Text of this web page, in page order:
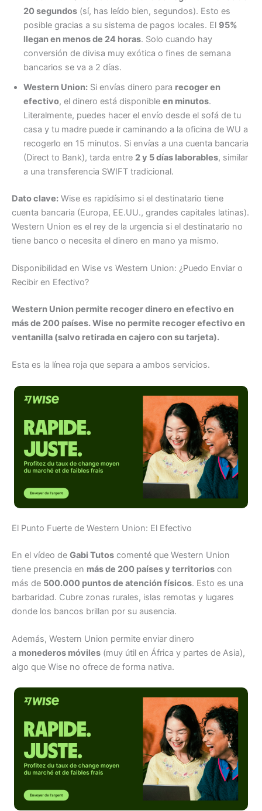
20 segundos (sí, has leído bien, segundos). Esto es
posible gracias a su sistema de pagos locales. El 95%
llegan en menos de 24 horas. Solo cuando hay
conversión de divisa muy exótica o fines de semana
bancarios se va a 2 días.
Western Union: Si envías dinero para recoger en
efectivo, el dinero está disponible en minutos.
Literalmente, puedes hacer el envío desde el sofá de tu
casa y tu madre puede ir caminando a la oficina de WU a
recogerlo en 15 minutos. Si envías a una cuenta bancaria
(Direct to Bank), tarda entre 2 y 5 días laborables, similar
a una transferencia SWIFT tradicional.
Dato clave: Wise es rapidísimo si el destinatario tiene
cuenta bancaria (Europa, EE.UU., grandes capitales latinas).
Western Union es el rey de la urgencia si el destinatario no
tiene banco o necesita el dinero en mano ya mismo.
Disponibilidad en Wise vs Western Union: ¿Puedo Enviar o
Recibir en Efectivo?
Western Union permite recoger dinero en efectivo en
más de 200 países. Wise no permite recoger efectivo en
ventanilla (salvo retirada en cajero con su tarjeta).
Esta es la línea roja que separa a ambos servicios.
El Punto Fuerte de Western Union: El Efectivo
En el vídeo de Gabi Tutos comenté que Western Union
tiene presencia en más de 200 países y territorios con
más de 500.000 puntos de atención físicos. Esto es una
barbaridad. Cubre zonas rurales, islas remotas y lugares
donde los bancos brillan por su ausencia.
Además, Western Union permite enviar dinero
a monederos móviles (muy útil en África y partes de Asia),
algo que Wise no ofrece de forma nativa.